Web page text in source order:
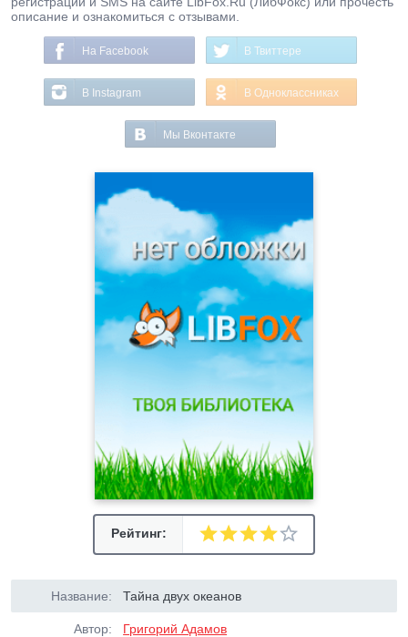
описание и ознакомиться с отзывами.
На Facebook В Твиттере
В Instagram В Одноклассниках
Мы Вконтакте
Рейтинг:
Название: Тайна двух океанов
Автор: Григорий Адамов